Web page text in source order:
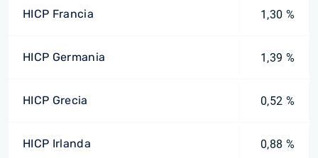
HICP Francia 1,30 %
HICP Germania 1,39 %
HICP Grecia 0,52 %
HICP Irlanda 0,88 %